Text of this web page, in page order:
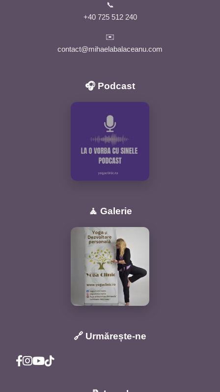
📞
+40 725 512 240
✉️
contact@mihaelabalaceanu.com
🎧 Podcast
🧘 Galerie
🔗 Urmărește-ne